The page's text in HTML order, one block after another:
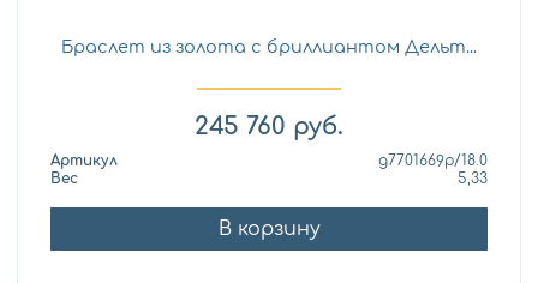
Браслет из золота с бриллиантом Дельт...
245 760 руб.
Артикул
д7701669р/18.0
Вес
5,33
В корзину